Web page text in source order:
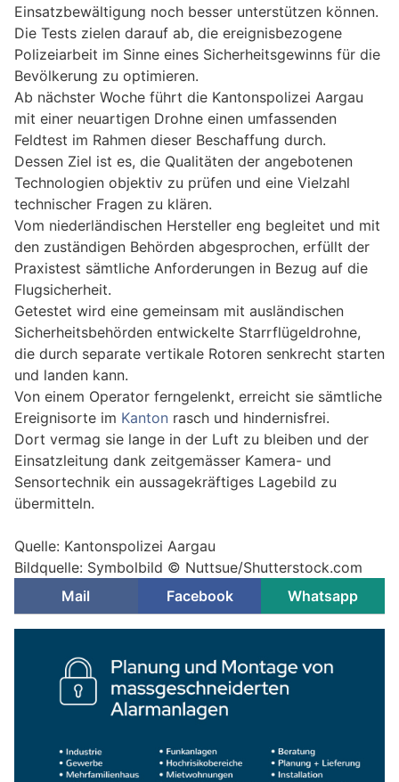
Einsatzbewältigung noch besser unterstützen können.
Die Tests zielen darauf ab, die ereignisbezogene
Polizeiarbeit im Sinne eines Sicherheitsgewinns für die
Bevölkerung zu optimieren.
Ab nächster Woche führt die Kantonspolizei Aargau
mit einer neuartigen Drohne einen umfassenden
Feldtest im Rahmen dieser Beschaffung durch.
Dessen Ziel ist es, die Qualitäten der angebotenen
Technologien objektiv zu prüfen und eine Vielzahl
technischer Fragen zu klären.
Vom niederländischen Hersteller eng begleitet und mit
den zuständigen Behörden abgesprochen, erfüllt der
Praxistest sämtliche Anforderungen in Bezug auf die
Flugsicherheit.
Getestet wird eine gemeinsam mit ausländischen
Sicherheitsbehörden entwickelte Starrflügeldrohne,
die durch separate vertikale Rotoren senkrecht starten
und landen kann.
Von einem Operator ferngelenkt, erreicht sie sämtliche
Ereignisorte im Kanton rasch und hindernisfrei.
Dort vermag sie lange in der Luft zu bleiben und der
Einsatzleitung dank zeitgemässer Kamera- und
Sensortechnik ein aussagekräftiges Lagebild zu
übermitteln.
Quelle: Kantonspolizei Aargau
Bildquelle: Symbolbild © Nuttsue/Shutterstock.com
Mail
Facebook Whatsapp